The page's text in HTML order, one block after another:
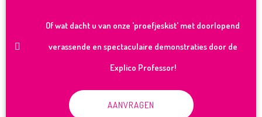
Of wat dacht u van onze 'proefjeskist' met doorlopend
verassende en spectaculaire demonstraties door de
Explico Professor!
AANVRAGEN